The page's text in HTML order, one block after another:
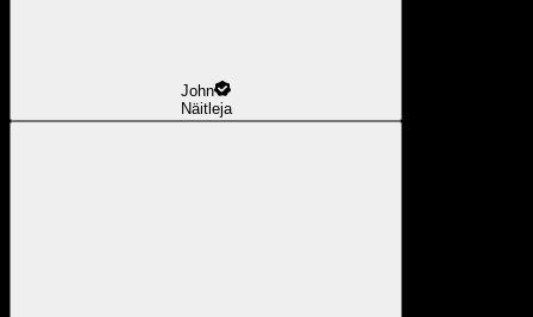
John
Näitleja